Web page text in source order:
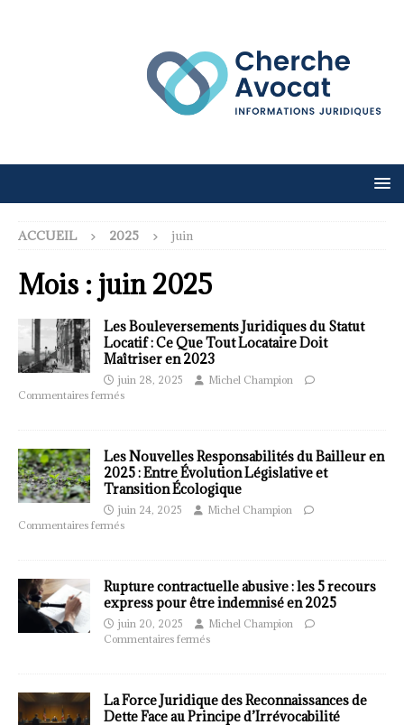
ACCUEIL 2025 juin
Mois :juin 2025
Les Bouleversements Juridiques du Statut
Locatif : Ce Que Tout Locataire Doit
Maîtriser en 2023
juin 28, 2025
Michel Champion
Commentaires fermés
Les Nouvelles Responsabilités du Bailleur en
2025 : Entre Évolution Législative et
Transition Écologique
juin 24, 2025
Michel Champion
Commentaires fermés
Rupture contractuelle abusive : les 5 recours
express pour être indemnisé en 2025
juin 20, 2025
Michel Champion
Commentaires fermés
La Force Juridique des Reconnaissances de
Dette Face au Principe d’Irrévocabilité